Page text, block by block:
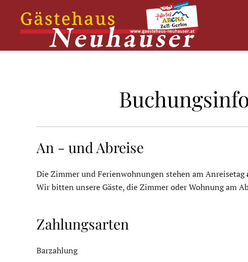
Skip
to
main
An - und Abreise
Die Zimmer und Ferienwohnungen stehen am Anreisetag
Wir bitten unsere Gäste, die Zimmer oder Wohnung am
Zahlungsarten
Barzahlung